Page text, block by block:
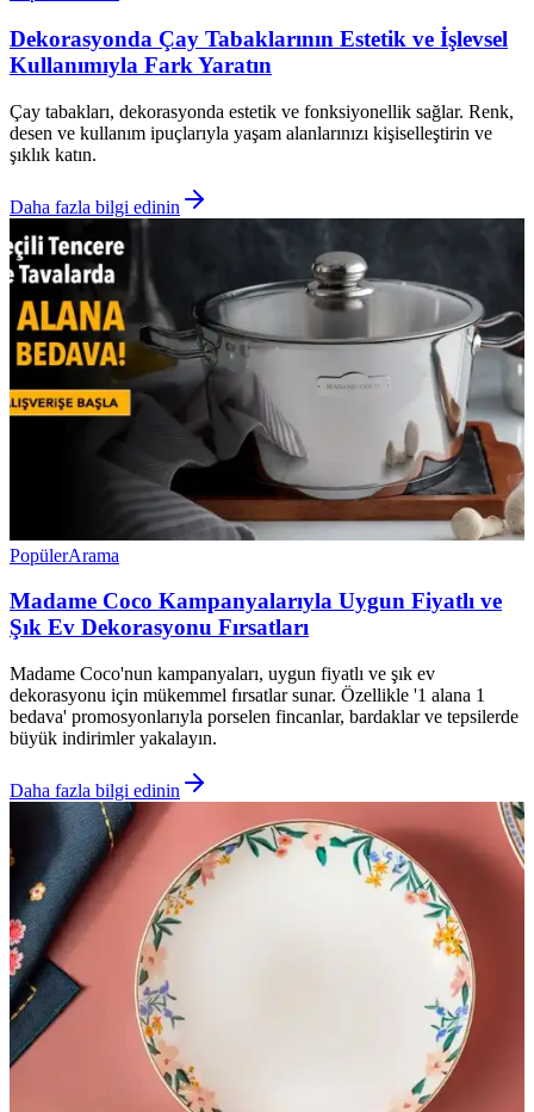
Dekorasyonda Çay Tabaklarının Estetik ve İşlevsel
Kullanımıyla Fark Yaratın
Çay tabakları, dekorasyonda estetik ve fonksiyonellik sağlar. Renk,
desen ve kullanım ipuçlarıyla yaşam alanlarınızı kişiselleştirin ve
şıklık katın.
Daha fazla bilgi edinin
PopülerArama
Madame Coco Kampanyalarıyla Uygun Fiyatlı ve
Şık Ev Dekorasyonu Fırsatları
Madame Coco'nun kampanyaları, uygun fiyatlı ve şık ev
dekorasyonu için mükemmel fırsatlar sunar. Özellikle '1 alana 1
bedava' promosyonlarıyla porselen fincanlar, bardaklar ve tepsilerde
büyük indirimler yakalayın.
Daha fazla bilgi edinin